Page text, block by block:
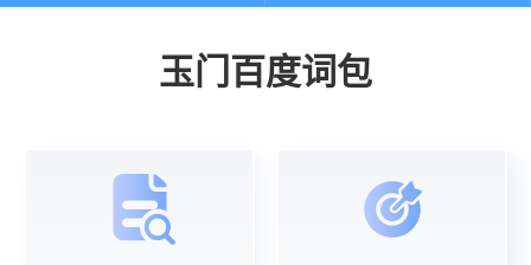
玉门百度词包